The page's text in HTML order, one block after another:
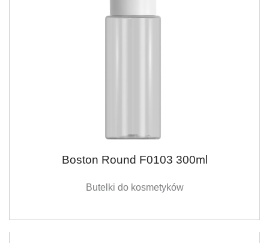
Boston Round F0103 300ml
Butelki do kosmetyków